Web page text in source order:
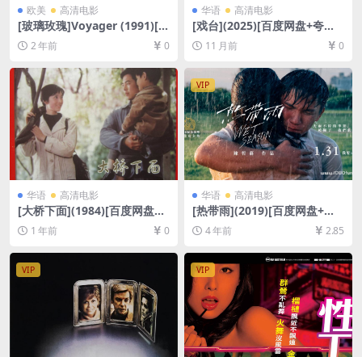
欧美 高清电影
[玻璃玫瑰]Voyager (1991)[百
度网盘+夸克网盘1080P超清
未删减资源][网盘在线播放/下
载][MP4/7GB][中文字幕]
2 年前 0
华语 高清电影
[戏台](2025)[百度网盘+夸克
网盘1080P/4K超清未删减资
源][网盘在线播放/下载][MK
V/5GB/21GB][中文字幕]
11 月前 0
华语 高清电影
[大桥下面](1984)[百度网盘
+夸克网盘1080P超清未删减
资源][网盘在线播放/下载][MP
4/6.8GB][中文字幕]
1 年前 0
VIP
华语 高清电影
[热带雨](2019)[百度网盘+迅
雷云盘资源1080P超清未删减]
[MP4/6.5GB][中文字幕]
4 年前 2.85
VIP VIP